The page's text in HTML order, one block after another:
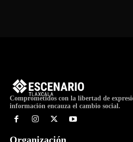
Comprometidos con la libertad de
información encauza el cambio social.
Organización